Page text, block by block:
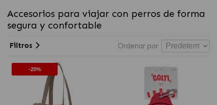
Accesorios para viajar con perros de forma
segura y confortable
Ordenar por
Filtros
-20%